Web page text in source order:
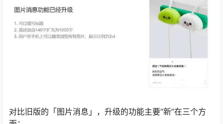
对比旧版的「图片消息」，升级的功能主要“新”在三个方